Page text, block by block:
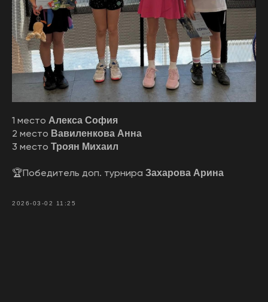
1 место Алекса София
2 место Вавиленкова Анна
3 место Троян Михаил
🏆Победитель доп. турнира Захарова Арина
2026-03-02 11:25